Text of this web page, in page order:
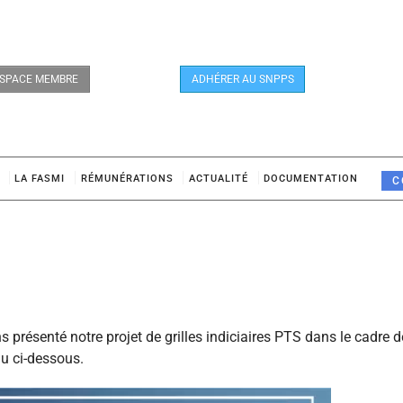
LA FASMI RÉMUNÉRATIONS ACTUALITÉ DOCUMENTATION
MEMBRE ADHÉRER AU SNPPS
présenté notre projet de grilles indiciaires PTS dans le cadre
ci-dessous.